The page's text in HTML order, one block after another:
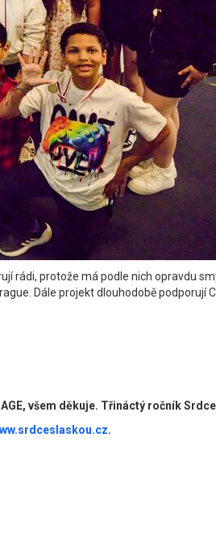
protože má podle nich opravdu
Dále projekt dlouhodobě
všem děkuje. Třináctý ročník
.